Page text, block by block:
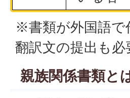
※書類が外国語で
翻訳文の提出も必
親族関係書類と